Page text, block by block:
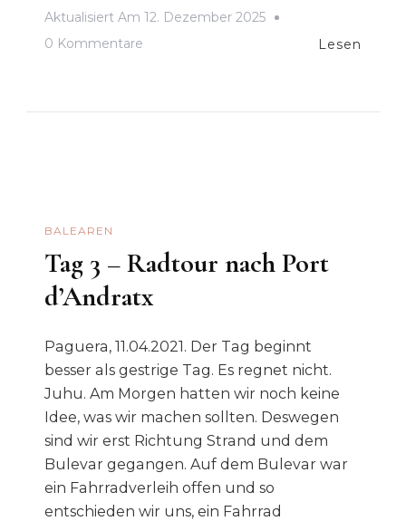
Aktualisiert Am 12. Dezember 2025
0 Kommentare
Lesen
BALEAREN
Tag 3 – Radtour nach Port
d’Andratx
Paguera, 11.04.2021. Der Tag beginnt
besser als gestrige Tag. Es regnet nicht.
Juhu. Am Morgen hatten wir noch keine
Idee, was wir machen sollten. Deswegen
sind wir erst Richtung Strand und dem
Bulevar gegangen. Auf dem Bulevar war
ein Fahrradverleih offen und so
entschieden wir uns, ein Fahrrad